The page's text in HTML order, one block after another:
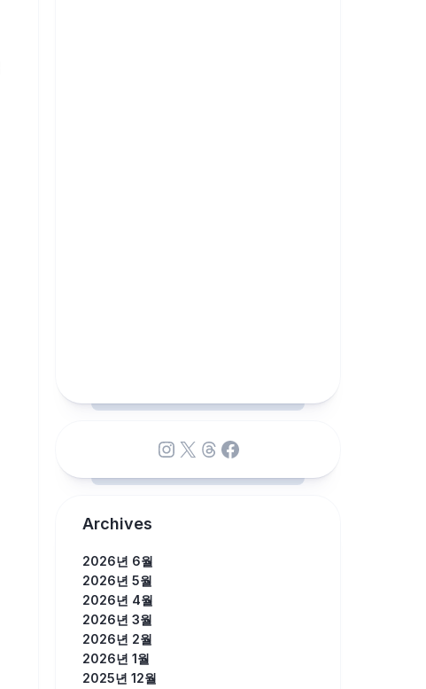
Instagram
X Threads
Facebook
Archives
2026년 6월
2026년 5월
2026년 4월
2026년 3월
2026년 2월
2026년 1월
2025년 12월